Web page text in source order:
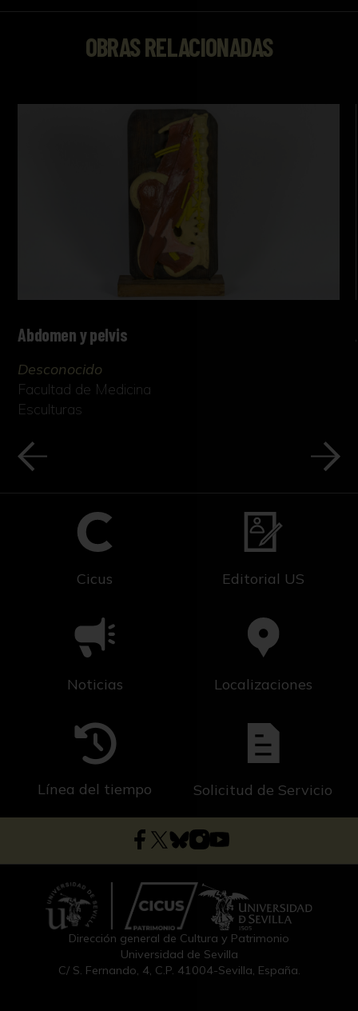
OBRAS RELACIONADAS
Abdomen y pelvis
Desconocido
Facultad de Medicina
Esculturas
Cicus Editorial US
Noticias Localizaciones
Línea del tiempo Solicitud de Servicio
Dirección general de Cultura y Patrimonio
Universidad de Sevilla
C/ S. Fernando, 4, C.P. 41004-Sevilla, España.